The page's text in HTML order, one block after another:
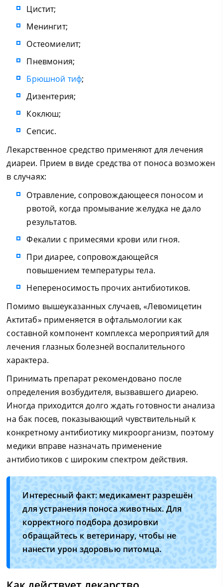
Цистит;
Менингит;
Остеомиелит;
Пневмония;
Брюшной тиф;
Дизентерия;
Коклюш;
Сепсис.
Лекарственное средство применяют для лечения
диареи. Прием в виде средства от поноса возможен
в случаях:
Отравление, сопровождающееся поносом и
рвотой, когда промывание желудка не дало
результатов.
Фекалии с примесями крови или гноя.
При диарее, сопровождающейся
повышением температуры тела.
Непереносимость прочих антибиотиков.
Помимо вышеуказанных случаев, «Левомицетин
Актитаб» применяется в офтальмологии как
составной компонент комплекса мероприятий для
лечения глазных болезней воспалительного
характера.
Принимать препарат рекомендовано после
определения возбудителя, вызвавшего диарею.
Иногда приходится долго ждать готовности анализа
на бак посев, показывающий чувствительный к
конкретному антибиотику микроорганизм, поэтому
медики вправе назначать применение
антибиотиков с широким спектром действия.
Интересный факт: медикамент разрешён
для устранения поноса животных. Для
корректного подбора дозировки
обращайтесь к ветеринару, чтобы не
нанести урон здоровью питомца.